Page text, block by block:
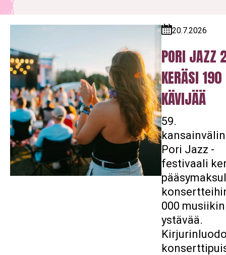
Julkaistu:
20.7.2026
PORI JAZZ
KERÄSI
KÄVIJÄÄ
59.
Pori Jazz -
festivaali
000 musiikin
ystävää.